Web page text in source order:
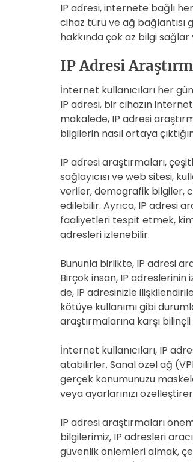
IP adresi, internete bağlı
cihaz türü ve ağ bağlantısı
hakkında çok az bilgi
IP Adresi
İnternet kullanıcıları her
IP adresi, bir cihazın
makalede, IP adresi
bilgilerin nasıl ortaya
IP adresi araştırmaları,
sağlayıcısı ve web sitesi,
veriler, demografik bilgiler,
edilebilir. Ayrıca, IP adresi
faaliyetleri tespit etmek,
adresleri izlenebilir.
Bununla birlikte, IP adresi
Birçok insan, IP
de, IP adresinizle
kötüye kullanımı gibi
araştırmalarına karşı
İnternet kullanıcıları, IP
atabilirler. Sanal özel ağ
gerçek konumunuzu
veya ayarlarınızı
IP adresi araştırmaları
bilgilerimiz, IP adresleri
güvenlik önlemleri almak,